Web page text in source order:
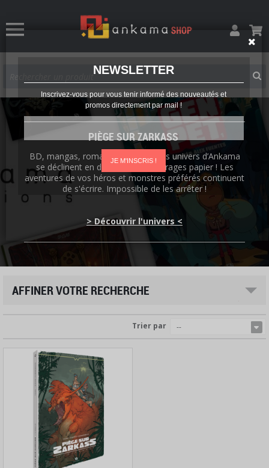
NEWSLETTER
Inscrivez-vous pour vous tenir informé des nouveautés et
promos directement par mail !
JE M'INSCRIS !
PIÈGE SUR ZARKASS
BD, mangas, romans, artbooks : les univers d’Ankama
se déclinent en de nombreux ouvrages papier ! Les
aventures de vos héros et monstres préférés continuent
de s'écrire. Impossible de les arrêter !
> Découvrir l'univers <
AFFINER VOTRE RECHERCHE
Trier par --